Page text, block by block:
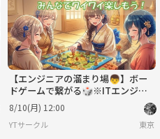
人のための“もうひとつの居場所”
【エンジニアの溜まり場👦】ボー
ドゲームで繋がる🎲※ITエンジニ
アを目指している方も参加OK💻
8/10(月) 12:00
YTサークル 東京